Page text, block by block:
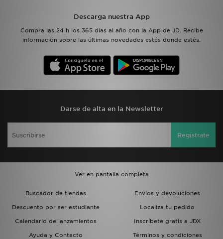
Descarga nuestra App
Compra las 24 h los 365 días al año con la App de JD. Recibe
información sobre las últimas novedades estés donde estés.
Darse de alta en la Newsletter
Regístrate
Ver en pantalla completa
Buscador de tiendas
Envíos y devoluciones
Descuento por ser estudiante
Localiza tu pedido
Calendario de lanzamientos
Inscríbete gratis a JDX
Ayuda y Contacto
Términos y condiciones